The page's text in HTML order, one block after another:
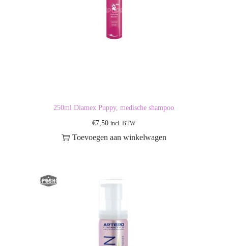
250ml Diamex Puppy, medische shampoo
€7,50 incl. BTW
Toevoegen aan winkelwagen